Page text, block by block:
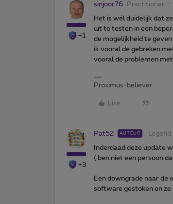
+1
sinjoor76 Practitioner
Het is wél duidelijk dat
uit te testen in een
de mogelijkheid te
ik vooral de gebreken
vooral de problemen
Proximus-believer
Like
+3
Pat52 AUTEUR Legend
Inderdaad deze update
( ben niet een persoon
Een downgrade naar de
software gestoken en ze